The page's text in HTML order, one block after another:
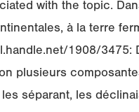
with the topic.
à la terre
1908/
plusieurs
séparant, les